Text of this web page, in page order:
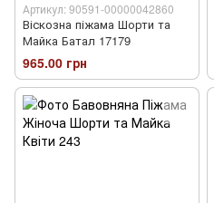
Артикул: 90591-00000042860
Віскозна піжама Шорти та
Майка Батал 17179
965.00 грн